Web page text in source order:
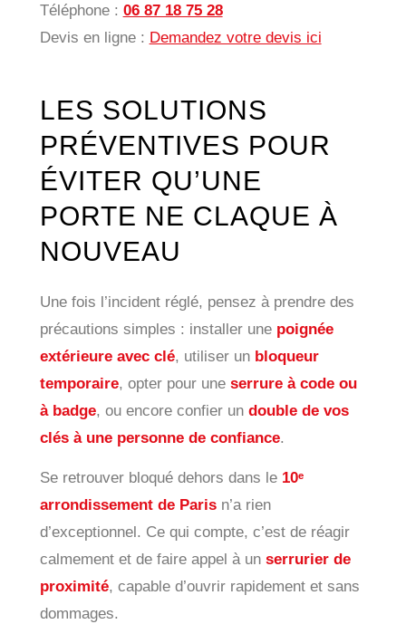
Téléphone : 06 87 18 75 28
Devis en ligne : Demandez votre devis ici
LES SOLUTIONS
PRÉVENTIVES POUR
ÉVITER QU’UNE
PORTE NE CLAQUE À
NOUVEAU
Une fois l’incident réglé, pensez à prendre des
précautions simples : installer une poignée
extérieure avec clé, utiliser un bloqueur
temporaire, opter pour une serrure à code ou
à badge, ou encore confier un double de vos
clés à une personne de confiance.
Se retrouver bloqué dehors dans le 10ᵉ
arrondissement de Parisn’a rien
d’exceptionnel. Ce qui compte, c’est de réagir
calmement et de faire appel à un serrurier de
proximité, capable d’ouvrir rapidement et sans
dommages.